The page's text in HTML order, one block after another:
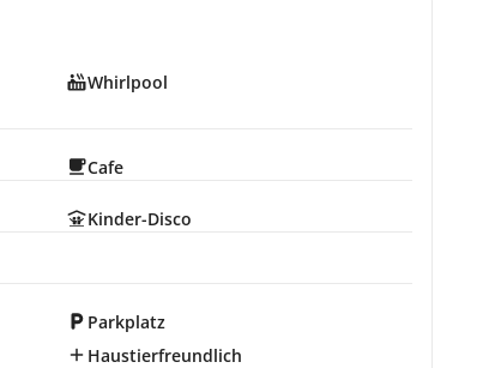
Whirlpool
Cafe
Kinder-Disco
Parkplatz
Haustierfreundlich